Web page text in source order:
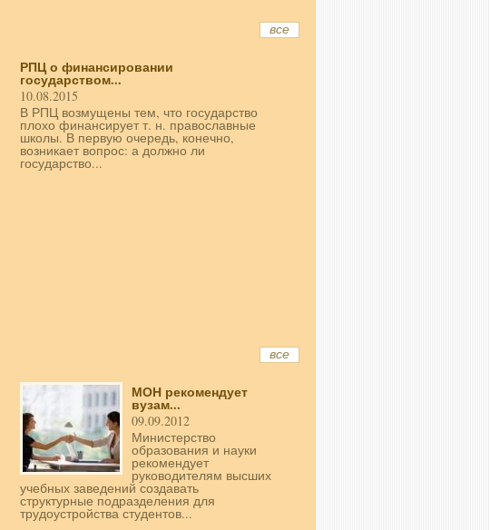
все
РПЦ о финансировании
государством...
10.08.2015
В РПЦ возмущены тем, что государство
плохо финансирует т. н. православные
школы. В первую очередь, конечно,
возникает вопрос: а должно ли
государство...
все
МОН рекомендует
вузам...
09.09.2012
Министерство
образования и науки
рекомендует
руководителям высших
учебных заведений создавать
структурные подразделения для
трудоустройства студентов...